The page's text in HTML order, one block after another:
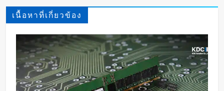
เนื้อหาที่เกี่ยวข้อง